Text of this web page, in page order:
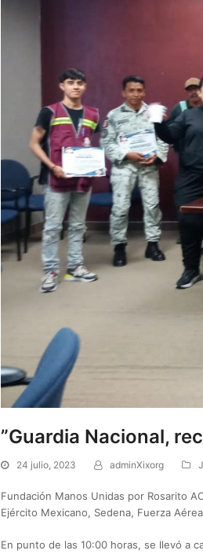
”Guardia Nacional,
24 julio, 2023 adminXixorg
Fundación Manos Unidas por Rosarito
Ejército Mexicano, Sedena, Fuerza
En punto de las 10:00 horas, se llevó a